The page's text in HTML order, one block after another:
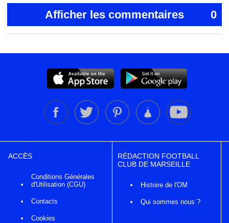
Afficher les commentaires 0
ACCÈS
Conditions Générales
d'Utilisation (CGU)
Contacts
Cookies
RÉDACTION FOOTBALL
CLUB DE MARSEILLE
Histoire de l'OM
Qui sommes nous ?